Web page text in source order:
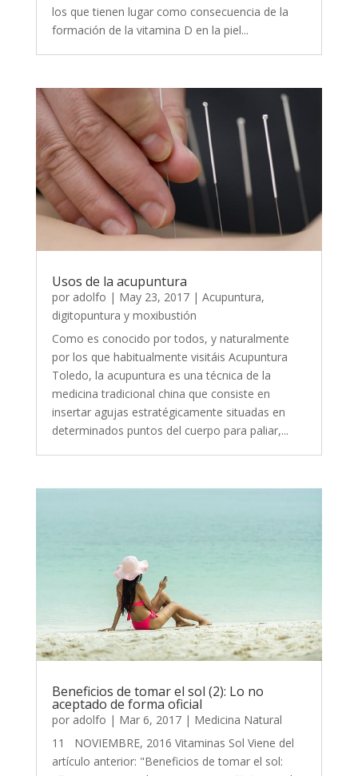
los que tienen lugar como consecuencia de la
formación de la vitamina D en la piel...
Usos de la acupuntura
por adolfo | May 23, 2017| Acupuntura,
digitopuntura y moxibustión
Como es conocido por todos, y naturalmente
por los que habitualmente visitáis Acupuntura
Toledo, la acupuntura es una técnica de la
medicina tradicional china que consiste en
insertar agujas estratégicamente situadas en
determinados puntos del cuerpo para paliar,...
Beneficios de tomar el sol (2): Lo no
aceptado de forma oficial
por adolfo | Mar 6, 2017| Medicina Natural
11 NOVIEMBRE, 2016 Vitaminas Sol Viene del
artículo anterior: "Beneficios de tomar el sol: